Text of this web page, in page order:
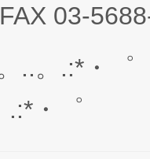
03-
。..。.:*・
.:*・゜